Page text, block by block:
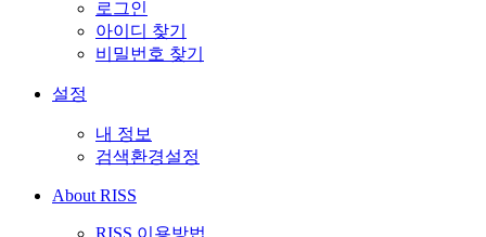
로그인
아이디 찾기
비밀번호 찾기
설정
내 정보
검색환경설정
About RISS
RISS 이용방법